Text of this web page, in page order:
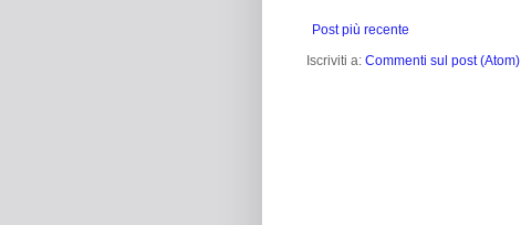
Post più recente
Iscriviti a: Commenti sul post (Atom)